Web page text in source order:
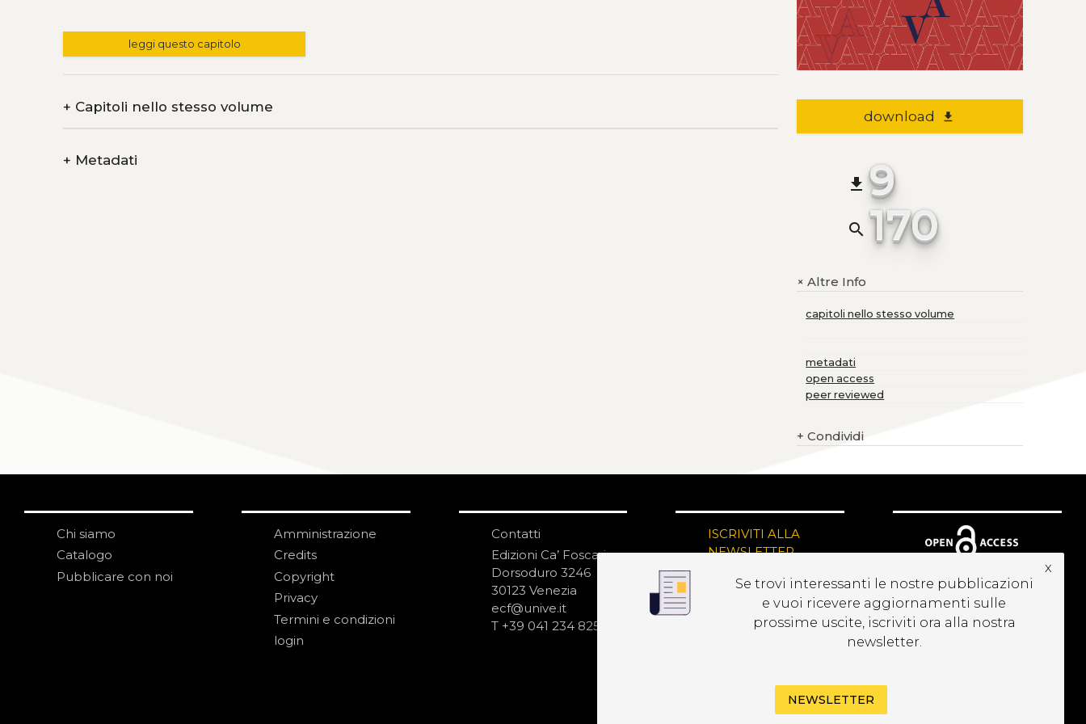
leggi questo capitolo
+ Capitoli nello stesso volume
+ Metadati
download file_download
file_download 9
search 170
+Altre Info
capitoli nello stesso volume
metadati
open access
peer reviewed
+ Condividi
Chi siamo
Catalogo
Pubblicare con noi
Amministrazione
Credits
Copyright
Privacy
Termini e condizioni
login
Contatti
Edizioni Ca’ Foscari
Dorsoduro 3246
30123 Venezia
ecf@unive.it
T +39 041 234 8250
ISCRIVITI ALLA
NEWSLETTER
Se trovi interessanti le nostre pubblicazioni
e vuoi ricevere aggiornamenti sulle
prossime uscite, iscriviti ora alla nostra
newsletter.
x
NEWSLETTER